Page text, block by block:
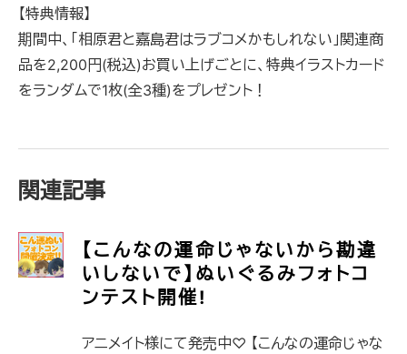
【特典情報】
期間中、「相原君と嘉島君はラブコメかもしれない」関連商
品を2,200円(税込)お買い上げごとに、特典イラストカード
をランダムで1枚(全3種)をプレゼント ！
関連記事
【こんなの運命じゃないから勘違
いしないで】ぬいぐるみフォトコ
ンテスト開催!
アニメイト様にて発売中♡ 【こんなの運命じゃな